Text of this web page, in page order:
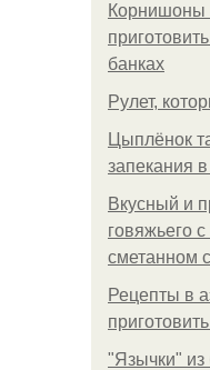
Корнишоны
банках
Рулет,
Цыплёнок
запекания
Вкусный и
говяжьего
сметанном
Рецепты в
"Язычки" из